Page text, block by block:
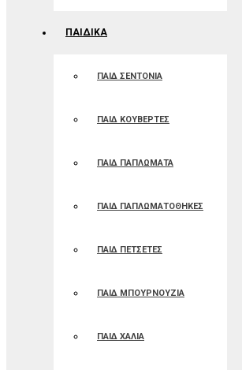
ΠΑΙΔΙΚΑ
ΠΑΙΔ ΣΕΝΤΟΝΙΑ
ΠΑΙΔ ΚΟΥΒΕΡΤΕΣ
ΠΑΙΔ ΠΑΠΛΩΜΑΤΑ
ΠΑΙΔ ΠΑΠΛΩΜΑΤΟΘΗΚΕΣ
ΠΑΙΔ ΠΕΤΣΕΤΕΣ
ΠΑΙΔ ΜΠΟΥΡΝΟΥΖΙΑ
ΠΑΙΔ ΧΑΛΙΑ